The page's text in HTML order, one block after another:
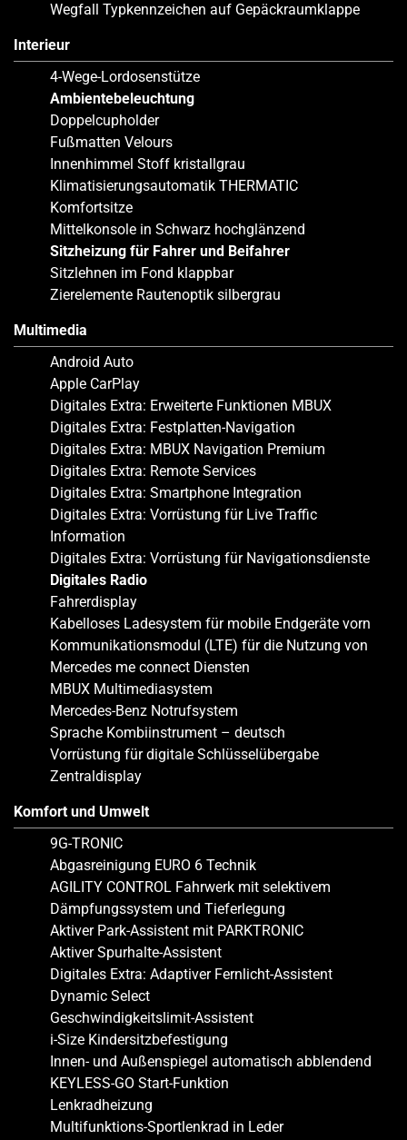
Wegfall Typkennzeichen auf Gepäckraumklappe
Interieur
4-Wege-Lordosenstütze
Ambientebeleuchtung
Doppelcupholder
Fußmatten Velours
Innenhimmel Stoff kristallgrau
Klimatisierungsautomatik THERMATIC
Komfortsitze
Mittelkonsole in Schwarz hochglänzend
Sitzheizung für Fahrer und Beifahrer
Sitzlehnen im Fond klappbar
Zierelemente Rautenoptik silbergrau
Multimedia
Android Auto
Apple CarPlay
Digitales Extra: Erweiterte Funktionen MBUX
Digitales Extra: Festplatten-Navigation
Digitales Extra: MBUX Navigation Premium
Digitales Extra: Remote Services
Digitales Extra: Smartphone Integration
Digitales Extra: Vorrüstung für Live Traffic
Information
Digitales Extra: Vorrüstung für Navigationsdienste
Digitales Radio
Fahrerdisplay
Kabelloses Ladesystem für mobile Endgeräte vorn
Kommunikationsmodul (LTE) für die Nutzung von
Mercedes me connect Diensten
MBUX Multimediasystem
Mercedes-Benz Notrufsystem
Sprache Kombiinstrument – deutsch
Vorrüstung für digitale Schlüsselübergabe
Zentraldisplay
Komfort und Umwelt
9G-TRONIC
Abgasreinigung EURO 6 Technik
AGILITY CONTROL Fahrwerk mit selektivem
Dämpfungssystem und Tieferlegung
Aktiver Park-Assistent mit PARKTRONIC
Aktiver Spurhalte-Assistent
Digitales Extra: Adaptiver Fernlicht-Assistent
Dynamic Select
Geschwindigkeitslimit-Assistent
i-Size Kindersitzbefestigung
Innen- und Außenspiegel automatisch abblendend
KEYLESS-GO Start-Funktion
Lenkradheizung
Multifunktions-Sportlenkrad in Leder